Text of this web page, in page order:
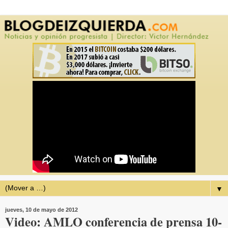
▼
jueves, 10 de mayo de 2012
Video: AMLO conferencia de prensa 10-